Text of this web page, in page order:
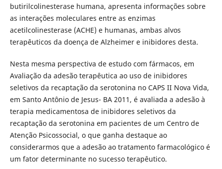
butirilcolinesterase humana, apresenta informações sobre
as interações moleculares entre as enzimas
acetilcolinesterase (ACHE) e humanas, ambas alvos
terapêuticos da doença de Alzheimer e inibidores desta.
Nesta mesma perspectiva de estudo com fármacos, em
Avaliação da adesão terapêutica ao uso de inibidores
seletivos da recaptação da serotonina no CAPS II Nova Vida,
em Santo Antônio de Jesus- BA 2011, é avaliada a adesão à
terapia medicamentosa de inibidores seletivos da
recaptação da serotonina em pacientes de um Centro de
Atenção Psicossocial, o que ganha destaque ao
considerarmos que a adesão ao tratamento farmacológico é
um fator determinante no sucesso terapêutico.